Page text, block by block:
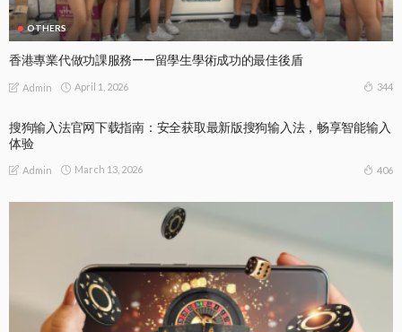
OTHERS
香港專業代做功課服務——留學生學術成功的最佳後盾
Admin April 1, 2026 344
搜狗输入法官网下载指南：安全获取最新版搜狗输入法，畅享智能输入
体验
Admin March 13, 2026 406